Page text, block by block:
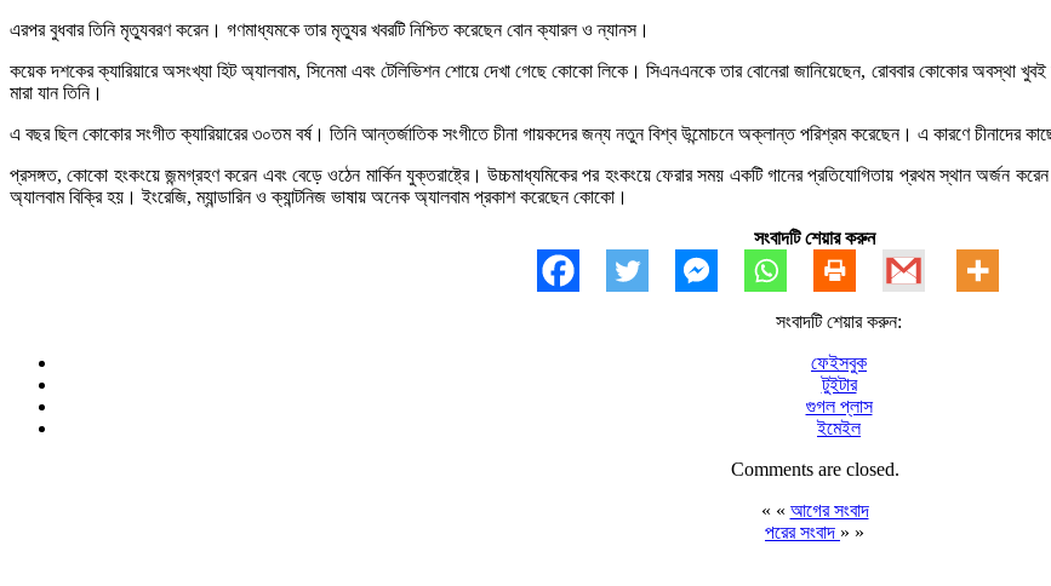
এরপর বুধবার তিনি মৃত্যুবরণ করেন। গণমাধ্যমকে তার মৃত্যুর খবরটি নিশ্চিত করেছেন বোন ক্যারল ও ন্যানস।
কয়েক দশকের ক্যারিয়ারে অসংখ্যা হিট অ্যালবাম, সিনেমা এবং টেলিভিশন শোয়ে দেখা গেছে কোকো লিকে। সিএনএনকে তার বোনেরা জানিয়েছেন, রোববার কোকোর অবস্থা
মারা যান তিনি।
এ বছর ছিল কোকোর সংগীত ক্যারিয়ারের ৩০তম বর্ষ। তিনি আন্তর্জাতিক সংগীতে চীনা গায়কদের জন্য নতুন বিশ্ব উন্মোচনে অক্লান্ত পরিশ্রম করেছেন। এ কারণে চীনাদের
প্রসঙ্গত, কোকো হংকংয়ে জন্মগ্রহণ করেন এবং বেড়ে ওঠেন মার্কিন যুক্তরাষ্ট্রে। উচ্চমাধ্যমিকের পর হংকংয়ে ফেরার সময় একটি গানের প্রতিযোগিতায় প্রথম স্থান অর্জন
অ্যালবাম বিক্রি হয়। ইংরেজি, ম্যান্ডারিন ও ক্যান্টনিজ ভাষায় অনেক অ্যালবাম প্রকাশ করেছেন কোকো।
সংবাদটি শেয়ার করুন
সংবাদটি শেয়ার করুন:
ফেইসবুক
টুইটার
গুগল প্লাস
ইমেইল
Comments are closed.
« « আগের সংবাদ
পরের সংবাদ » »